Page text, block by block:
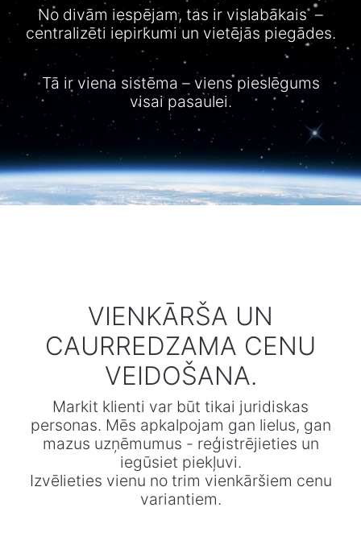
No divām iespējam, tas ir vislabākais–
centralizēti iepirkumiun vietējās piegādes.
Tā ir viena sistēma – viens pieslēgums
visai pasaulei.​
VIENKĀRŠA UN
CAURREDZAMA CENU
VEIDOŠANA.
Markit klienti var būt tikai juridiskas
personas. Mēs apkalpojam gan lielus, gan
mazus uzņēmumus - reģistrējieties un
iegūsiet piekļuvi.
Izvēlieties vienu no trim vienkāršiem cenu
variantiem.